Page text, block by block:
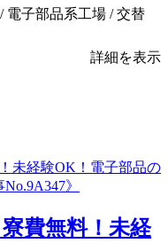
電子部品系工場 / 交替
詳細を表示
寮費無料！未経